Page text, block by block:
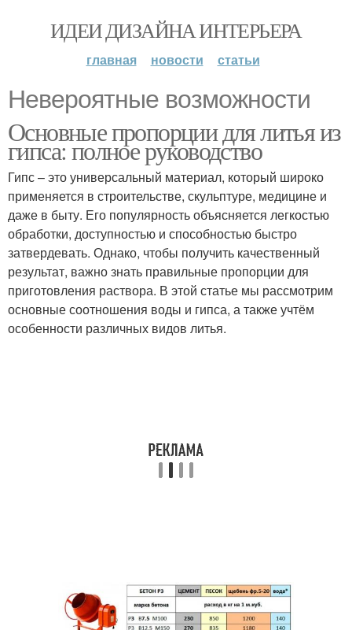
ИДЕИ ДИЗАЙНА ИНТЕРЬЕРА
главная новости статьи
Невероятные возможности
Основные пропорции для литья из
гипса: полное руководство
Гипс – это универсальный материал, который широко
применяется в строительстве, скульптуре, медицине и
даже в быту. Его популярность объясняется легкостью
обработки, доступностью и способностью быстро
затвердевать. Однако, чтобы получить качественный
результат, важно знать правильные пропорции для
приготовления раствора. В этой статье мы рассмотрим
основные соотношения воды и гипса, а также учтём
особенности различных видов литья.